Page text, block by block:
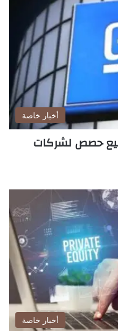
أخبار خاصة
حصص لشركات
أخبار خاصة